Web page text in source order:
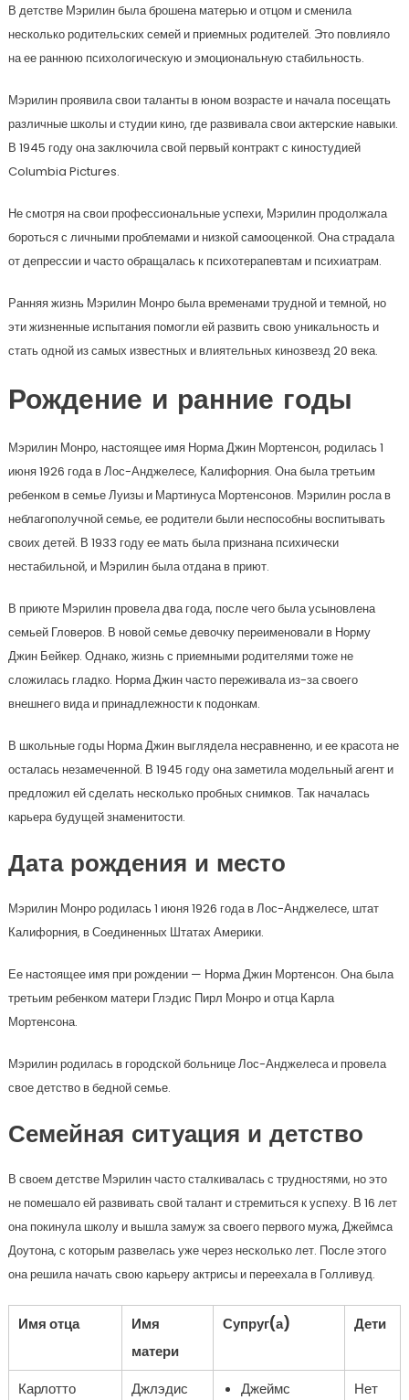
В детстве Мэрилин была брошена матерью и отцом и сменила
несколько родительских семей и приемных родителей. Это повлияло
на ее раннюю психологическую и эмоциональную стабильность.
Мэрилин проявила свои таланты в юном возрасте и начала посещать
различные школы и студии кино, где развивала свои актерские навыки.
В 1945 году она заключила свой первый контракт с киностудией
Columbia Pictures.
Не смотря на свои профессиональные успехи, Мэрилин продолжала
бороться с личными проблемами и низкой самооценкой. Она страдала
от депрессии и часто обращалась к психотерапевтам и психиатрам.
Ранняя жизнь Мэрилин Монро была временами трудной и темной, но
эти жизненные испытания помогли ей развить свою уникальность и
стать одной из самых известных и влиятельных кинозвезд 20 века.
Рождение и ранние годы
Мэрилин Монро, настоящее имя Норма Джин Мортенсон, родилась 1
июня 1926 года в Лос-Анджелесе, Калифорния. Она была третьим
ребенком в семье Луизы и Мартинуса Мортенсонов. Мэрилин росла в
неблагополучной семье, ее родители были неспособны воспитывать
своих детей. В 1933 году ее мать была признана психически
нестабильной, и Мэрилин была отдана в приют.
В приюте Мэрилин провела два года, после чего была усыновлена
семьей Гловеров. В новой семье девочку переименовали в Норму
Джин Бейкер. Однако, жизнь с приемными родителями тоже не
сложилась гладко. Норма Джин часто переживала из-за своего
внешнего вида и принадлежности к подонкам.
В школьные годы Норма Джин выглядела несравненно, и ее красота не
осталась незамеченной. В 1945 году она заметила модельный агент и
предложил ей сделать несколько пробных снимков. Так началась
карьера будущей знаменитости.
Дата рождения и место
Мэрилин Монро родилась 1 июня 1926 года в Лос-Анджелесе, штат
Калифорния, в Соединенных Штатах Америки.
Ее настоящее имя при рождении — Норма Джин Мортенсон. Она была
третьим ребенком матери Глэдис Пирл Монро и отца Карла
Мортенсона.
Мэрилин родилась в городской больнице Лос-Анджелеса и провела
свое детство в бедной семье.
Семейная ситуация и детство
В своем детстве Мэрилин часто сталкивалась с трудностями, но это
не помешало ей развивать свой талант и стремиться к успеху. В 16 лет
она покинула школу и вышла замуж за своего первого мужа, Джеймса
Доутона, с которым развелась уже через несколько лет. После этого
она решила начать свою карьеру актрисы и переехала в Голливуд.
Имя отца
Имя
матери
Супруг(а) Дети
Карлотто
Джлэдис
Джеймс
Нет